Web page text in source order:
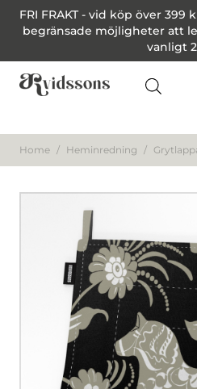
FRI FRAKT - vid köp över 399
begränsade möjligheter att
vanligt
Home / Heminredning /